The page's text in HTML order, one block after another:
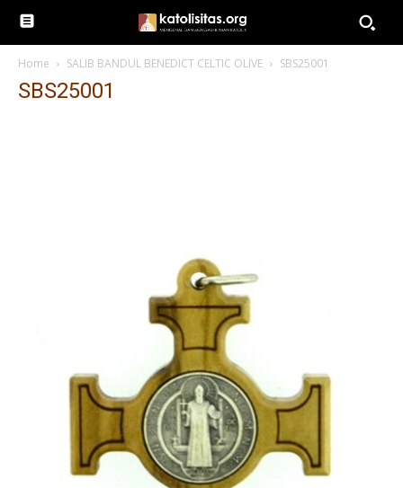
Home SALIB BANDUL BENEDICT CELTIC OLIVE SBS25001
SBS25001